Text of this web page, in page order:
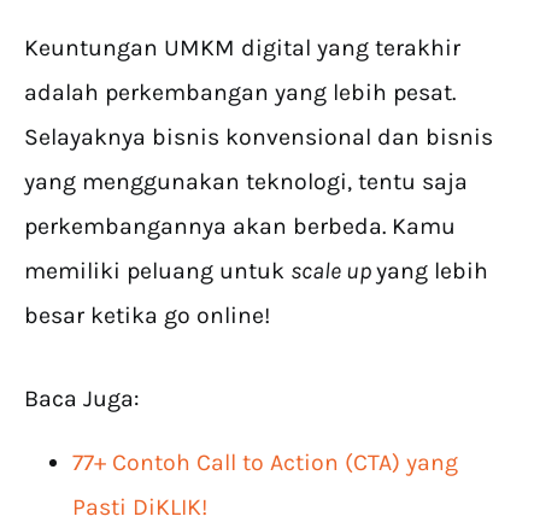
Keuntungan UMKM digital yang terakhir
adalah perkembangan yang lebih pesat.
Selayaknya bisnis konvensional dan bisnis
yang menggunakan teknologi, tentu saja
perkembangannya akan berbeda. Kamu
memiliki peluang untuk scale upyang lebih
besar ketika go online!
Baca Juga:
77+ Contoh Call to Action (CTA) yang
Pasti DiKLIK!